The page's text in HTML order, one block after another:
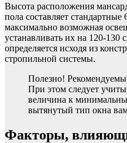
Высота расположения
пола составляет
максимально возможная
устанавливать их на 120-130
определяется исходя из
стропильной системы.
Полезно!
При этом следует
величина к
вытянутый тип окна
Факторы,